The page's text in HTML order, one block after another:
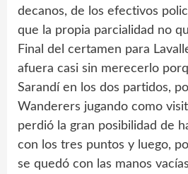
decanos, de los efectivos
que la propia parcialidad no
Final del certamen para
afuera casi sin merecerlo
Sarandí en los dos partidos,
Wanderers jugando como
perdió la gran posibilidad de
con los tres puntos y luego,
se quedó con las manos